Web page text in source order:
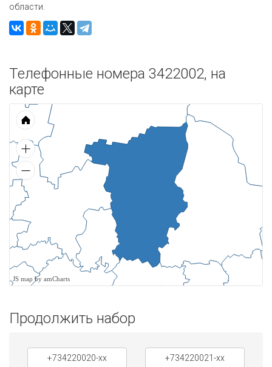
области.
Телефонные номера 3422002, на
карте
JS map by amCharts
Продолжить набор
+734220020-xx +734220021-xx